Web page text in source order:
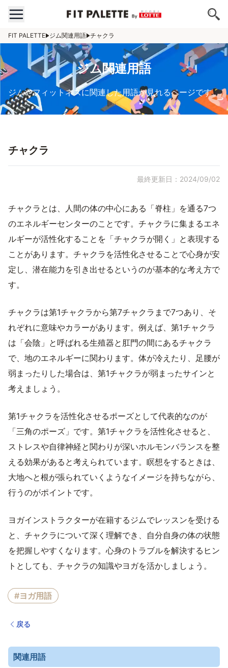
FIT PALETTE ジム関連用語 チャクラ
ジム関連用語
ジムやフィットネスに関連した用語が見れるページです。
チャクラ
最終更新日：2024/09/02
チャクラとは、人間の体の中心にある「脊柱」を通る7つ
のエネルギーセンターのことです。チャクラに集まるエネ
ルギーが活性化することを「チャクラが開く」と表現する
ことがあります。チャクラを活性化させることで心身が安
定し、潜在能力を引き出せるというのが基本的な考え方で
す。
チャクラは第1チャクラから第7チャクラまで7つあり、そ
れぞれに意味やカラーがあります。例えば、第1チャクラ
は「会陰」と呼ばれる生殖器と肛門の間にあるチャクラ
で、地のエネルギーに関わります。体が冷えたり、足腰が
弱まったりした場合は、第1チャクラが弱まったサインと
考えましょう。
第1チャクラを活性化させるポーズとして代表的なのが
「三角のポーズ」です。第1チャクラを活性化させると、
ストレスや自律神経と関わりが深いホルモンバランスを整
える効果があると考えられています。瞑想をするときは、
大地へと根が張られていくようなイメージを持ちながら、
行うのがポイントです。
ヨガインストラクターが在籍するジムでレッスンを受ける
と、チャクラについて深く理解でき、自分自身の体の状態
を把握しやすくなります。心身のトラブルを解決するヒン
トとしても、チャクラの知識やヨガを活かしましょう。
#ヨガ用語
戻る
関連用語